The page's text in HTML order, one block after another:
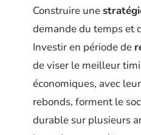
Construire une
demande du temps et
Investir en période de
de viser le meilleur
économiques, avec
rebonds, forment le
durable sur plusieurs